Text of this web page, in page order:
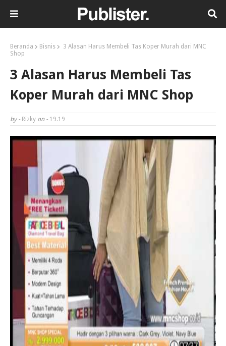
Beranda Bisnis
3 Alasan Harus Membeli Tas Koper Murah dari MNC
Shop
3 Alasan Harus Membeli Tas
Koper Murah dari MNC Shop
by - Rizky on - 19.19